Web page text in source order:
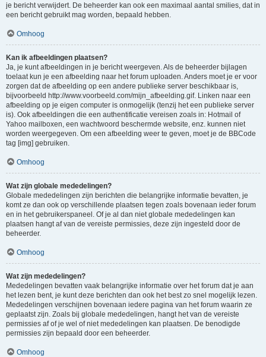
je bericht verwijdert. De beheerder kan ook een maximaal aantal smilies, dat in
een bericht gebruikt mag worden, bepaald hebben.
Omhoog
Kan ik afbeeldingen plaatsen?
Ja, je kunt afbeeldingen in je bericht weergeven. Als de beheerder bijlagen
toelaat kun je een afbeelding naar het forum uploaden. Anders moet je er voor
zorgen dat de afbeelding op een andere publieke server beschikbaar is,
bijvoorbeeld http://www.voorbeeld.com/mijn_afbeelding.gif. Linken naar een
afbeelding op je eigen computer is onmogelijk (tenzij het een publieke server
is). Ook afbeeldingen die een authentificatie vereisen zoals in: Hotmail of
Yahoo mailboxen, een wachtwoord beschermde website, enz. kunnen niet
worden weergegeven. Om een afbeelding weer te geven, moet je de BBCode
tag [img] gebruiken.
Omhoog
Wat zijn globale mededelingen?
Globale mededelingen zijn berichten die belangrijke informatie bevatten, je
komt ze dan ook op verschillende plaatsen tegen zoals bovenaan ieder forum
en in het gebruikerspaneel. Of je al dan niet globale mededelingen kan
plaatsen hangt af van de vereiste permissies, deze zijn ingesteld door de
beheerder.
Omhoog
Wat zijn mededelingen?
Mededelingen bevatten vaak belangrijke informatie over het forum dat je aan
het lezen bent, je kunt deze berichten dan ook het best zo snel mogelijk lezen.
Mededelingen verschijnen bovenaan iedere pagina van het forum waarin ze
geplaatst zijn. Zoals bij globale mededelingen, hangt het van de vereiste
permissies af of je wel of niet mededelingen kan plaatsen. De benodigde
permissies zijn bepaald door een beheerder.
Omhoog